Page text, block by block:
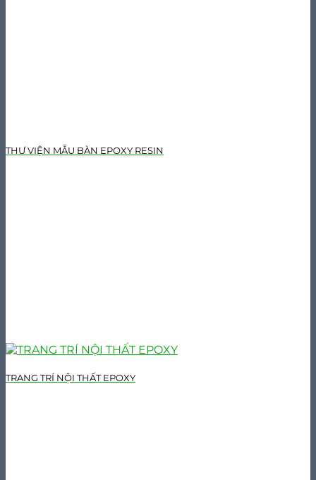
THƯ VIỆN MẪU BÀN EPOXY RESIN
TRANG TRÍ NỘI THẤT EPOXY